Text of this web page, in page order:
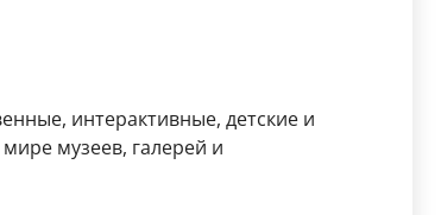
интерактивные, детские и
музеев, галерей и